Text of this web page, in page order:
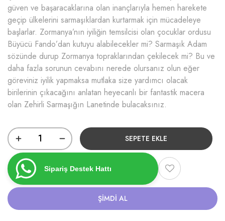
güven ve başaracaklarına olan inançlarıyla hemen harekete
geçip ülkelerini sarmaşıklardan kurtarmak için mücadeleye
başlarlar. Zormanya’nın iyiliğin temsilcisi olan çocuklar ordusu
Büyücü Fando’dan kutuyu alabilecekler mi? Sarmaşık Adam
sözünde durup Zormanya topraklarından çekilecek mi? Bu ve
daha fazla sorunun cevabını nerede olursanız olun eğer
göreviniz iyilik yapmaksa mutlaka size yardımcı olacak
birilerinin çıkacağını anlatan heyecanlı bir fantastik macera
olan Zehirli Sarmaşığın Lanetinde bulacaksınız.
SEPETE EKLE
Sipariş Destek Hattı
ŞIMDI AL